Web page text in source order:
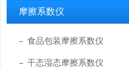
摩擦系数仪
食品包装摩擦系数仪
干态湿态摩擦系数仪